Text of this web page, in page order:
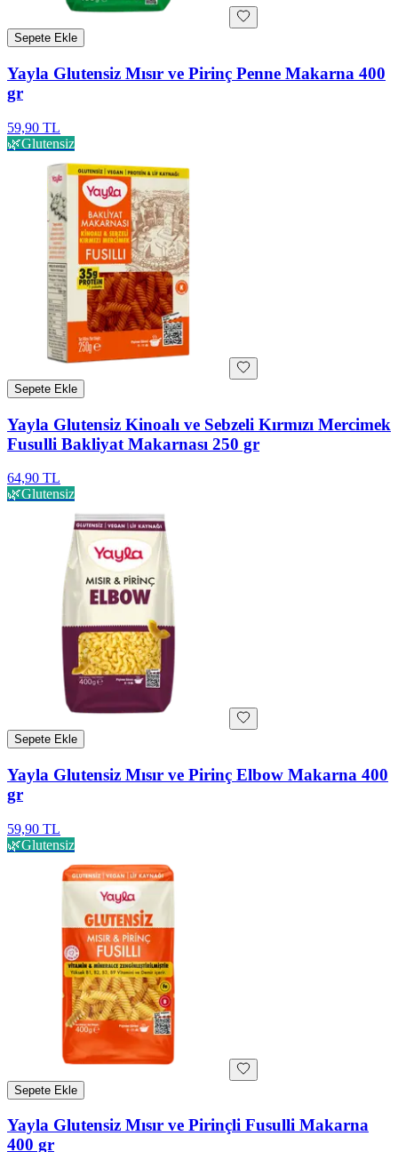
Sepete Ekle
Yayla Glutensiz Mısır ve Pirinç Penne Makarna 400
gr
59,90 TL
🌿Glutensiz
Sepete Ekle
Yayla Glutensiz Kinoalı ve Sebzeli Kırmızı Mercimek
Fusulli Bakliyat Makarnası 250 gr
64,90 TL
🌿Glutensiz
Sepete Ekle
Yayla Glutensiz Mısır ve Pirinç Elbow Makarna 400
gr
59,90 TL
🌿Glutensiz
Sepete Ekle
Yayla Glutensiz Mısır ve Pirinçli Fusulli Makarna
400 gr